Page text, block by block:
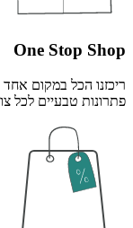
One Stop Shop
ריכזנו הכל במקום
פתרונות טבעיים לכל